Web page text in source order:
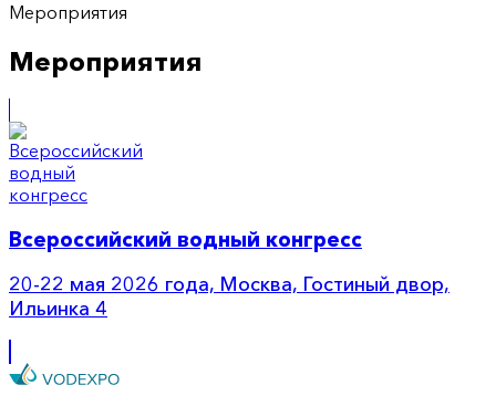
Мероприятия
Мероприятия
Всероссийский водный конгресс
20-22 мая 2026 года, Москва, Гостиный двор,
Ильинка 4